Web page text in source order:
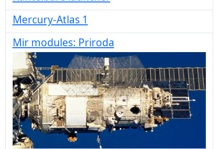
Mercury-Atlas 1
Mir modules: Priroda